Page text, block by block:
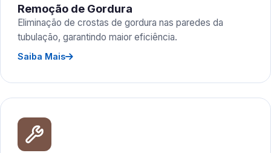
Remoção de Gordura
Eliminação de crostas de gordura nas paredes da
tubulação, garantindo maior eficiência.
Saiba Mais